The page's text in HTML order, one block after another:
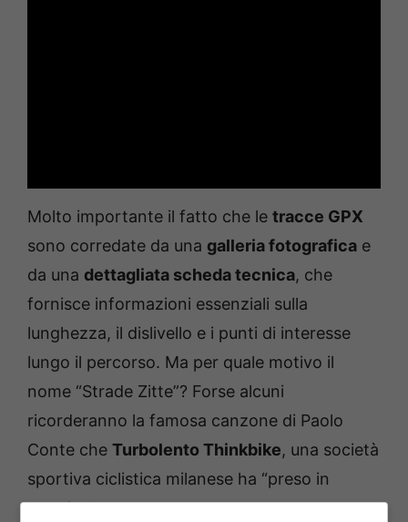
Molto importante il fatto che le tracce GPX
sono corredate da una galleria fotografica e
da una dettagliata scheda tecnica, che
fornisce informazioni essenziali sulla
lunghezza, il dislivello e i punti di interesse
lungo il percorso. Ma per quale motivo il
nome “Strade Zitte”? Forse alcuni
ricorderanno la famosa canzone di Paolo
Conte che Turbolento Thinkbike, una società
sportiva ciclistica milanese ha “preso in
prestito”.